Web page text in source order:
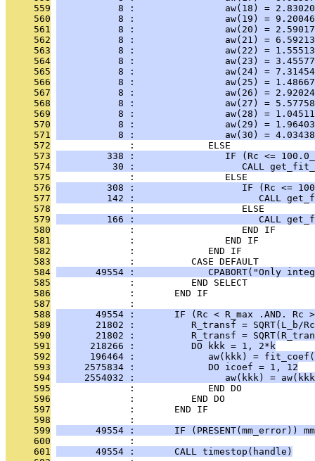
     559
8 :                aw(18) =
     560
8 :                aw(19) =
     561
8 :                aw(20) =
     562
8 :                aw(21) =
     563
8 :                aw(22) =
     564
8 :                aw(23) =
     565
8 :                aw(24) =
     566
8 :                aw(25) =
     567
8 :                aw(26) =
     568
8 :                aw(27) =
     569
8 :                aw(28) =
     570
8 :                aw(29) =
     571
8 :                aw(30) =
     572
              :             ELSE
     573
338 :                IF (Rc <=
     574
30 :                   CALL
     575
              :                ELSE
     576
308 :                   IF (Rc <=
     577
142 :                      CALL
     578
              :                   ELSE
     579
166 :                      CALL
     580
              :                   END IF
     581
              :                END IF
     582
              :             END IF
     583
              :          CASE DEFAULT
     584
49554 :             CPABORT("Only
     585
              :          END SELECT
     586
              :       END IF
     587
              :
     588
49554 :       IF (Rc < R_max .AND. Rc
     589
21802 :          R_transf = SQRT(L_b/
     590
21802 :          R_transf =
     591
      218266 :          DO kkk = 1, 2*k
     592
196464 :             aw(kkk) =
     593
     2575834 :             DO icoef = 1, 12
     594
2554032 :                aw(kkk) =
     595
              :             END DO
     596
              :          END DO
     597
              :       END IF
     598
              :
     599
49554 :       IF (PRESENT(mm_error))
     600
              :
     601
       49554 :       CALL timestop(handle)